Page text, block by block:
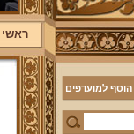
ראשי
הוסף למועדפים